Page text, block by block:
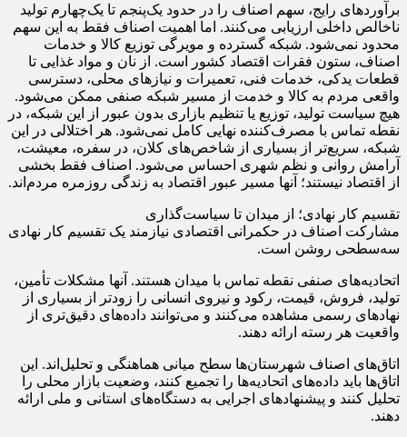
برآورد‌های رایج، سهم اصناف را در حدود یک‌پنجم تا یک‌چهارم تولید
ناخالص داخلی ارزیابی می‌کنند. اما اهمیت اصناف فقط به این سهم
محدود نمی‌شود. شبکه گسترده و مویرگی توزیع کالا و خدمات
اصناف، ستون فقرات اقتصاد کشور است. از نان و مواد غذایی تا
قطعات یدکی، خدمات فنی، تعمیرات و نیاز‌های محلی، دسترسی
واقعی مردم به کالا و خدمت از مسیر شبکه صنفی ممکن می‌شود.
هیچ سیاست تولید، توزیع یا تنظیم بازاری بدون عبور از این شبکه، در
نقطه تماس با مصرف‌کننده نهایی کامل نمی‌شود. هر اختلالی در این
شبکه، سریع‌تر از بسیاری از شاخص‌های کلان، در سفره، معیشت،
آرامش روانی و نظم شهری احساس می‌شود. اصناف فقط بخشی
از اقتصاد نیستند؛ آنها مسیر عبور اقتصاد به زندگی روزمره مردم‌اند.
تقسیم کار نهادی؛ از میدان تا سیاست‌گذاری
مشارکت اصناف در حکمرانی اقتصادی نیازمند یک تقسیم کار نهادی
سه‌سطحی روشن است.
اتحادیه‌های صنفی نقطه تماس با میدان هستند. آنها مشکلات تأمین،
تولید، فروش، قیمت، رکود و نیروی انسانی را زودتر از بسیاری از
نهاد‌های رسمی مشاهده می‌کنند و می‌توانند داده‌های دقیق‌تری از
واقعیت هر رسته ارائه دهند.
اتاق‌های اصناف شهرستان‌ها سطح میانی هماهنگی و تحلیل‌اند. این
اتاق‌ها باید داده‌های اتحادیه‌ها را تجمیع کنند، وضعیت بازار محلی را
تحلیل کنند و پیشنهاد‌های اجرایی به دستگاه‌های استانی و ملی ارائه
دهند.